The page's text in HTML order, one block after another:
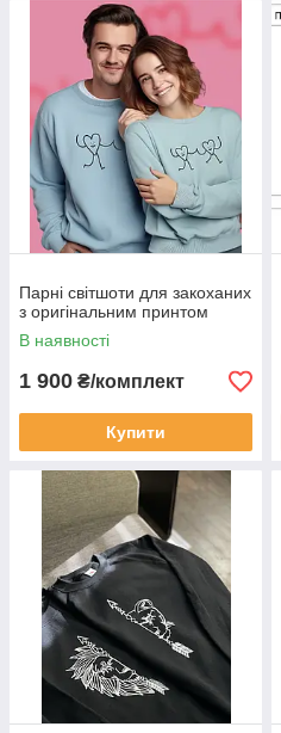
Парні світшоти для закоханих
з оригінальним принтом
В наявності
1 900 ₴/комплект
Купити